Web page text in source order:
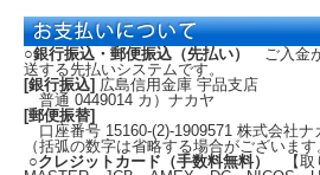
○銀行振込・郵便振込（先払い）
ご入金
送する先払いシステムです。
[銀行振込] 広島信用金庫 宇品支店
普通 0449014 カ）ナカヤ
[郵便振替]
口座番号 15160-(2)-1909571 株式会社ナ
（括弧の数字は省略する場合がございます
○クレジットカード（手数料無料）
【取